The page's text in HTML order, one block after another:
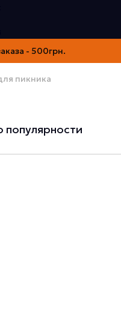
- 500грн.
пикника
популярности